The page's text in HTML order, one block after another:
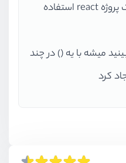
بار زیاااااد از این short if در یک پروژه react استفاده
میشه با یه () در چند